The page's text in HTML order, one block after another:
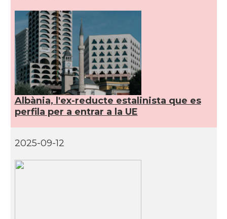
Albània, l'ex-reducte estalinista que es
perfila per a entrar a la UE
2025-09-12